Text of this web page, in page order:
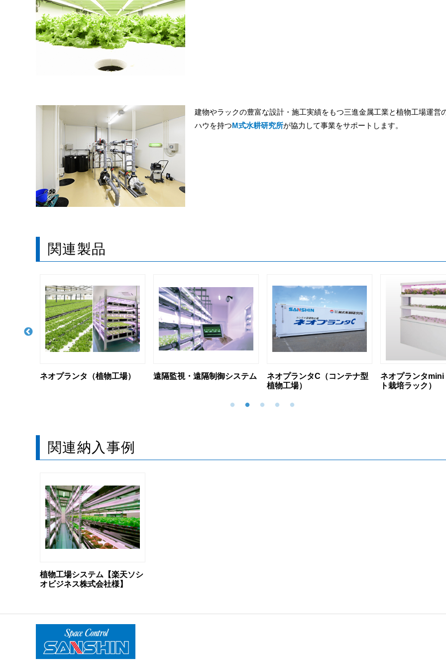
建物やラックの豊富な設計・施工実績をもつ三進金属工業と植物工場運営
ハウを持つM式水耕研究所が協力して事業をサポートします。
関連製品
遠隔監視・遠隔制御システム
ネオプランタC（コンテナ型
ネオプランタmini（コンパク
ト栽培ラック）
植物工場システ
関連納入事例
植物工場システム【楽天ソシ
オビジネス株式会社様】